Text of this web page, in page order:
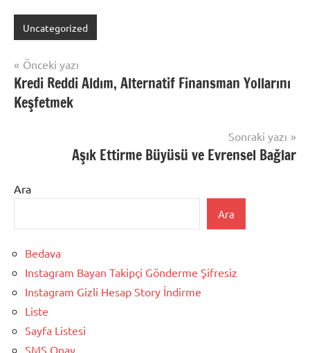
Uncategorized
Yazı
gezinmesi
Önceki yazı
Kredi Reddi Aldım, Alternatif Finansman Yollarını
Keşfetmek
Sonraki yazı
Aşık Ettirme Büyüsü ve Evrensel Bağlar
Ara
Ara
Bedava
Instagram Bayan Takipçi Gönderme Şifresiz
Instagram Gizli Hesap Story İndirme
Liste
Sayfa Listesi
SMS Onay